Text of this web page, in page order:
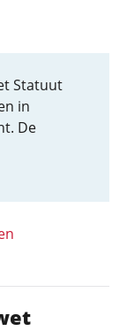
Statuut
in
De